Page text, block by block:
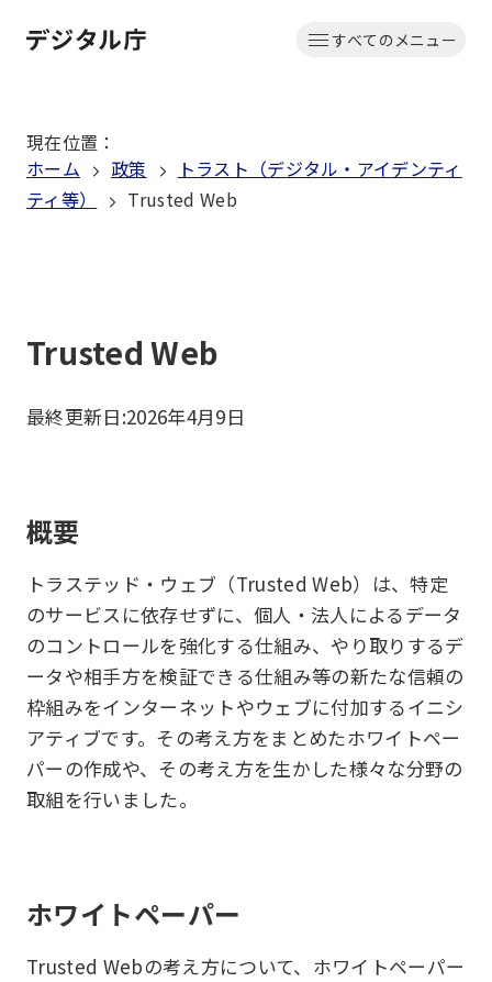
文
動
すべてのメニュー
現在位置 ：
ホーム
政策
トラスト（デジタル・アイデンティ
ティ等）
Trusted Web
Trusted Web
最終更新日:2026年4月9日
概要
トラステッド・ウェブ（Trusted Web）は、特定
のサービスに依存せずに、個人・法人によるデータ
のコントロールを強化する仕組み、やり取りするデ
ータや相手方を検証できる仕組み等の新たな信頼の
枠組みをインターネットやウェブに付加するイニシ
アティブです。その考え方をまとめたホワイトペー
パーの作成や、その考え方を生かした様々な分野の
取組を行いました。
ホワイトペーパー
Trusted Webの考え方について、ホワイトペーパー